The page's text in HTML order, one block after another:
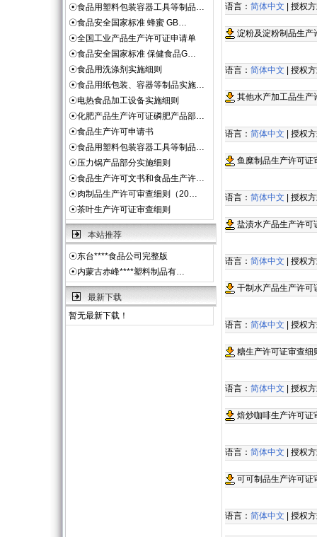
☉食品用塑料包装容器工具等制品…
☉食品安全国家标准 蜂蜜 GB…
☉全国工业产品生产许可证申请单
☉食品安全国家标准 保健食品G…
☉食品用洗涤剂实施细则
☉食品用纸包装、容器等制品实施…
☉电热食品加工设备实施细则
☉化肥产品生产许可证磷肥产品部…
☉食品生产许可申请书
☉食品用塑料包装容器工具等制品…
☉压力锅产品部分实施细则
☉食品生产许可文书和食品生产许…
☉肉制品生产许可审查细则（20…
☉茶叶生产许可证审查细则
本站推荐
☉东台****食品公司完整版
☉内蒙古赤峰****塑料制品有…
最新下载
暂无最新下载！
语言： 简体中文 | 授权
淀粉及淀粉制品生产
语言： 简体中文 | 授权
其他水产加工品生产
语言： 简体中文 | 授权
鱼糜制品生产许可证
语言： 简体中文 | 授权
盐渍水产品生产许可
语言： 简体中文 | 授权
干制水产品生产许可
语言： 简体中文 | 授权
糖生产许可证审查细
语言： 简体中文 | 授权
焙炒咖啡生产许可证
语言： 简体中文 | 授权
可可制品生产许可证
语言： 简体中文 | 授权